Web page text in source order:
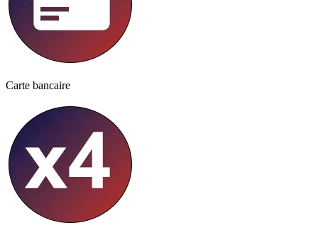
Carte bancaire